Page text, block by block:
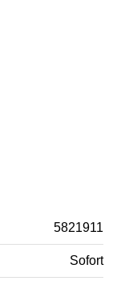
5821911
Sofort